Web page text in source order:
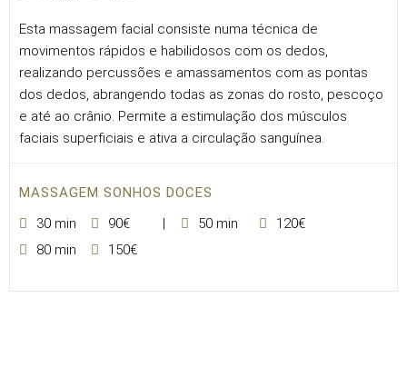
Esta massagem facial consiste numa técnica de
movimentos rápidos e habilidosos com os dedos,
realizando percussões e amassamentos com as pontas
dos dedos, abrangendo todas as zonas do rosto, pescoço
e até ao crânio. Permite a estimulação dos músculos
faciais superficiais e ativa a circulação sanguínea.
MASSAGEM SONHOS DOCES
30 min
90€ 50 min
120€
80 min
150€